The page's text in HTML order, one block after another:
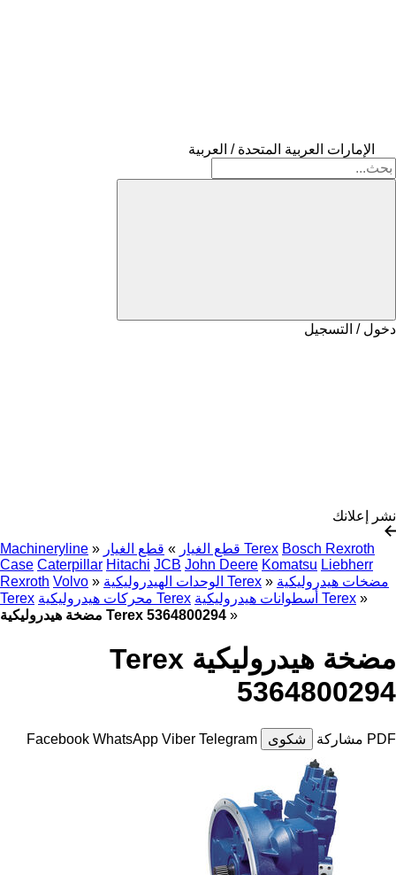
الإمارات العربية المتحدة / العربية
دخول / التسجيل
نشر إعلانك
Machineryline » قطع الغيار » قطع الغيار Terex Bosch Rexroth
Case Caterpillar Hitachi JCB John Deere Komatsu Liebherr
Rexroth Volvo » الوحدات الهيدروليكية Terex » مضخات هيدروليكية
Terex
محركات هيدروليكية Terex أسطوانات هيدروليكية Terex »
مضخة هيدروليكية Terex 5364800294 »
مضخة هيدروليكية Terex
5364800294
PDF مشاركة شكوى Facebook WhatsApp Viber Telegram